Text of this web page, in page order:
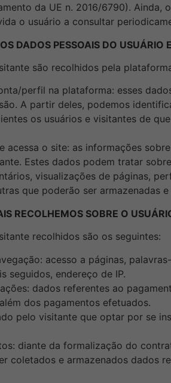
da UE n. 2016/6790).
o usuário a consultar
DADOS PESSOAIS DO USUÁRIO
são recolhidos pela
perfil na plataforma: esses
A partir deles, podemos
os usuários e visitantes de
acessa o site: as informações
Estes dados podem tratar
visualizações de páginas,
que poderão ser armazenadas
RECOLHEMOS SOBRE O
recolhidos são os seguintes:
acesso a páginas,
seguidos, endereço de IP.
dados referentes ao
dos pagamentos efetuados.
pelo visitante que optar por se
diante da formalização do
coletados e armazenados dados